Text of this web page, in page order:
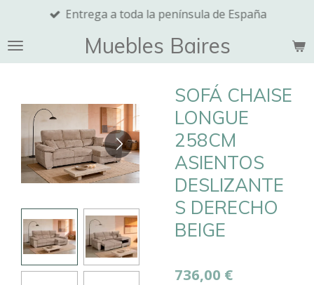
contenido
principal
Muebles Baires
Entrega a toda la península de España
SOFÁ CHAISE
LONGUE
258CM
ASIENTOS
DESLIZANTE
S DERECHO
BEIGE
736,00 €